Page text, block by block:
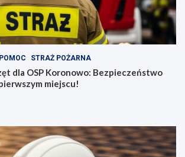
POMOC STRAŻ POŻARNA
dla OSP Koronowo: Bezpieczeństwo
miejscu!